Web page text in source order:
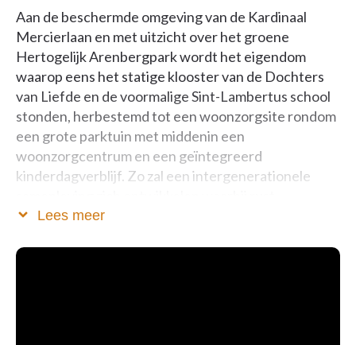
Aan de beschermde omgeving van de Kardinaal
Mercierlaan en met uitzicht over het groene
Hertogelijk Arenbergpark wordt het eigendom
waarop eens het statige klooster van de Dochters
van Liefde en de voormalige Sint-Lambertus school
stonden, herbestemd tot een woonzorgsite rondom
een grote parktuin met middenin een
woonzorgcentrum en een geïntegreerd
kinderdagverblijf. Zo zal een intergenerationele
verzorging en een aangename sociale beleving in
Lees meer